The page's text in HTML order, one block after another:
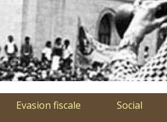
Evasion fiscale Social